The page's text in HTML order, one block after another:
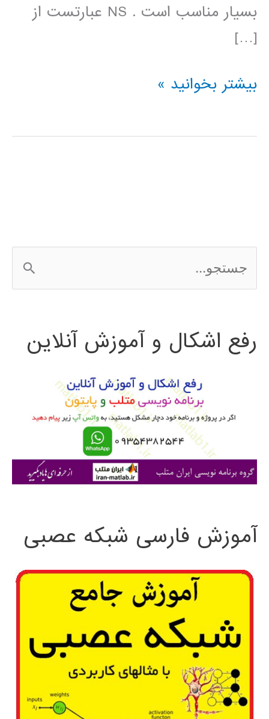
بسيار مناسب است . NS عبارتست از
[…]
دانلود
فارسی
NS2
بیشتر بخوانید »
س
ج
ی
رفع اشکال و آموزش آنلاین
آموزش فارسی شبکه عصبی